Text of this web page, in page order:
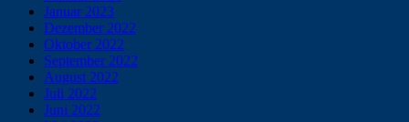
Januar 2023
Dezember 2022
Oktober 2022
September 2022
August 2022
Juli 2022
Juni 2022